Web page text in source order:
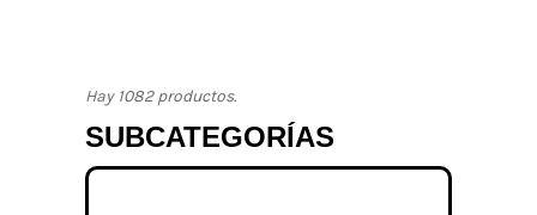
Hay 1082 productos.
SUBCATEGORÍAS